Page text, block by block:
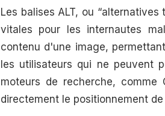
Les balises ALT, ou
vitales pour les internautes
contenu d'une image,
les utilisateurs qui ne peuvent
moteurs de recherche,
directement le positionnement